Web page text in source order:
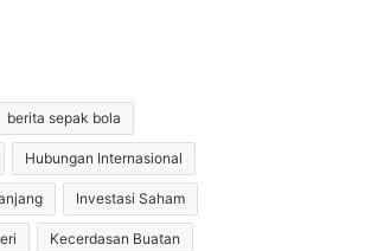
berita sepak bola
Hubungan Internasional
Investasi Saham
Kecerdasan Buatan